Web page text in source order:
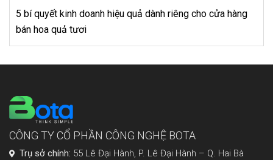
Kinh doanh ở nông thôn: 3 ý tưởng lạ mà quen giúp
tiền
CÔNG TY CỔ PHẦN CÔNG NGHỆ BOTA
Trụ sở chính: 55 Lê Đại Hành, P. Lê Đại Hành – Q. Hai Bà